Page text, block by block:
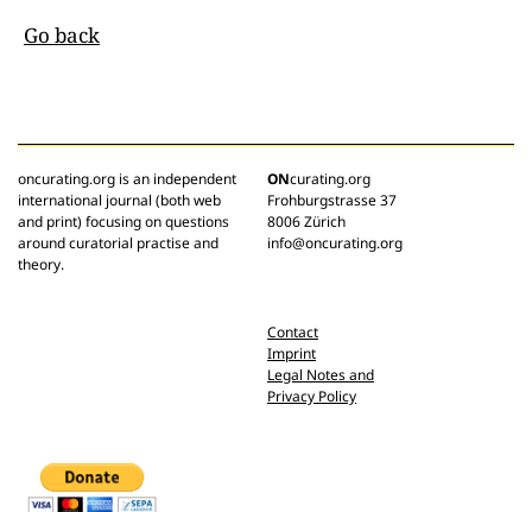
Go back
oncurating.org is an independent
international journal (both web
and print) focusing on questions
around curatorial practise and
theory.
ONcurating.org
Frohburgstrasse 37
8006 Zürich
info@oncurating.org
Contact
Imprint
Legal Notes and
Privacy Policy